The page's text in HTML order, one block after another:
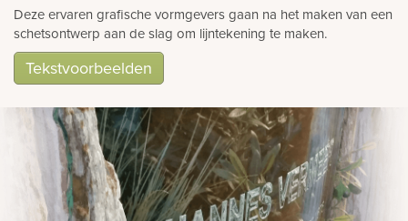
Deze ervaren grafische vormgevers gaan na het maken van een
schetsontwerp aan de slag om lijntekening te maken.
Tekstvoorbeelden